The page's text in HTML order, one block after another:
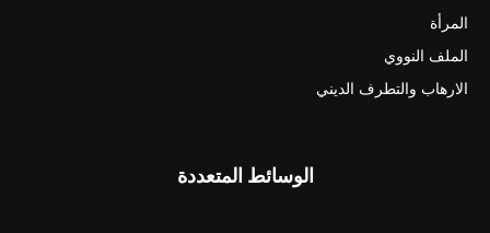
المرأة
الملف النووي
الارهاب والتطرف الديني
الوسائط المتعددة